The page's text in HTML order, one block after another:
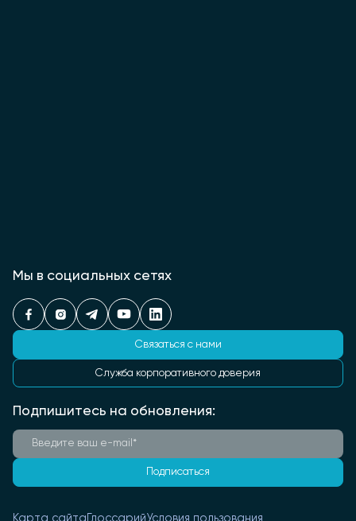
Мы в социальных сетях
Связаться с нами
Служба корпоративного доверия
Подпишитесь на обновления:
Подписаться
Карта сайта ГлоссарийУсловия пользования